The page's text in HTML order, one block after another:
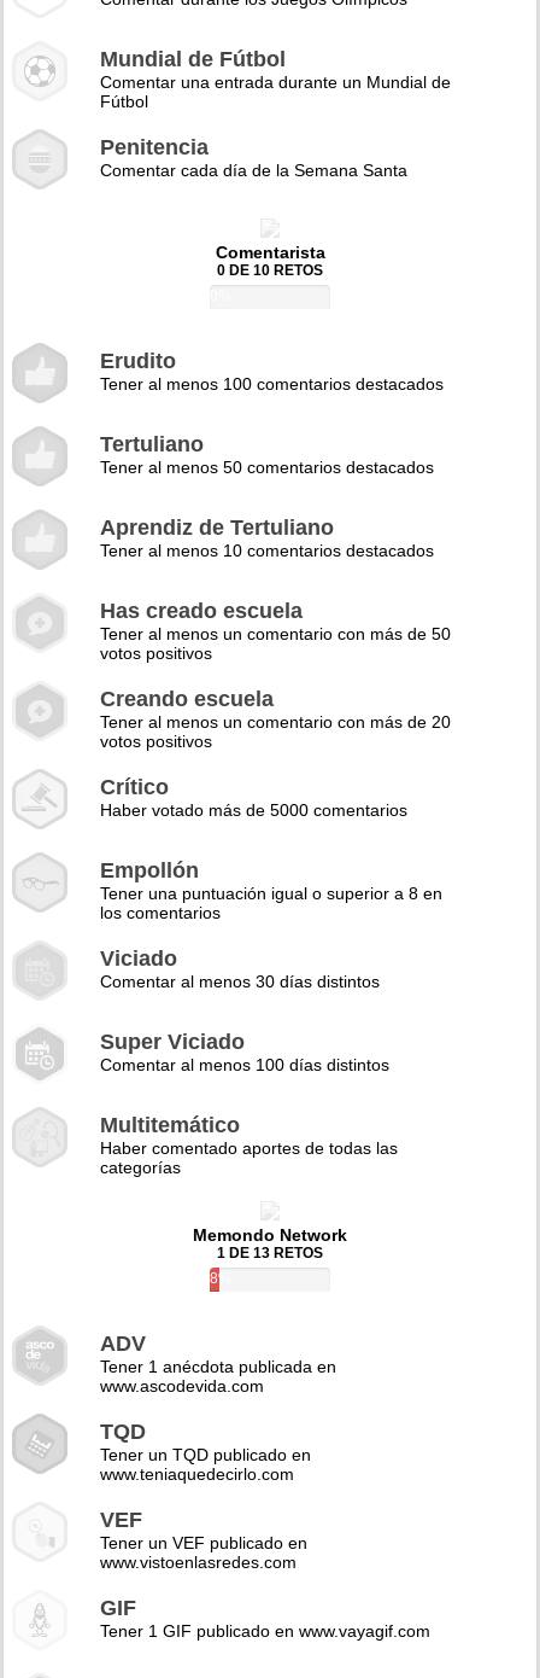
Mundial de Fútbol
Comentar una entrada durante un Mundial de
Fútbol
Penitencia
Comentar cada día de la Semana Santa
Comentarista
0 DE 10 RETOS
Erudito
Tener al menos 100 comentarios destacados
Tertuliano
Tener al menos 50 comentarios destacados
Aprendiz de Tertuliano
Tener al menos 10 comentarios destacados
Has creado escuela
Tener al menos un comentario con más de 50
votos positivos
Creando escuela
Tener al menos un comentario con más de 20
votos positivos
Crítico
Haber votado más de 5000 comentarios
Empollón
Tener una puntuación igual o superior a 8 en
los comentarios
Viciado
Comentar al menos 30 días distintos
Super Viciado
Comentar al menos 100 días distintos
Multitemático
Haber comentado aportes de todas las
categorías
Memondo Network
1 DE 13 RETOS
8%
ADV
Tener 1 anécdota publicada en
www.ascodevida.com
TQD
Tener un TQD publicado en
www.teniaquedecirlo.com
VEF
Tener un VEF publicado en
www.vistoenlasredes.com
GIF
Tener 1 GIF publicado en www.vayagif.com